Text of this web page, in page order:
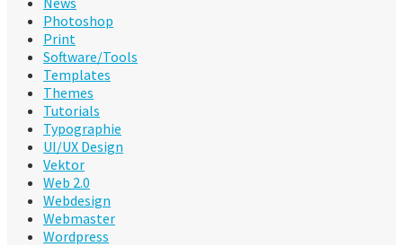
Photoshop
Print
Software/Tools
Templates
Themes
Tutorials
Typographie
UI/UX Design
Vektor
Web 2.0
Webdesign
Webmaster
Wordpress